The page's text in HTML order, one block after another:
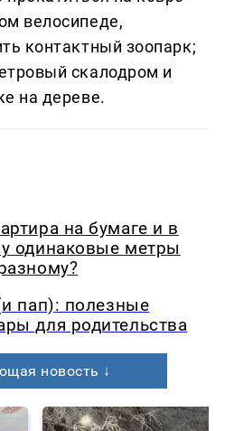
велосипеде,
контактный зоопарк;
скалодром и
на дереве.
на бумаге и в
одинаковые метры
пап): полезные
для родительства
новость ↓